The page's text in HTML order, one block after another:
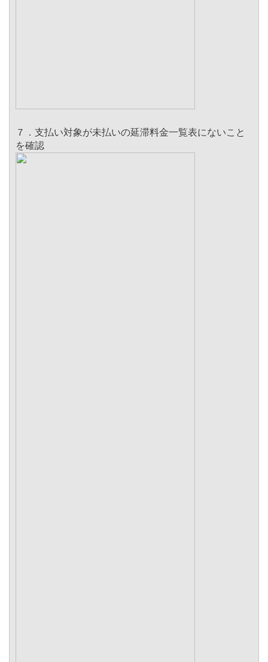
７．支払い対象が未払いの延滞料金一覧表にないこと
を確認